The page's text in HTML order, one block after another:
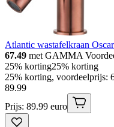
Atlantic wastafelkraan
67.49 met GAMMA
25% korting25% korting
25% korting, voordeelprijs:
89.99
Prijs: 89.99 euro